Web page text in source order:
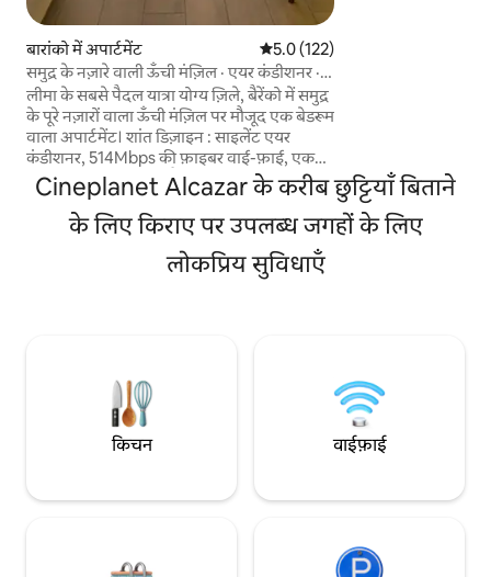
बारांको में अपार्टमेंट औसत रेटिंग 5 में से 5.0, 122 समीक्षाएँ
5.0 (122)
समुद्र के नज़ारे वाली ऊँची मंज़िल · एयर कंडीशनर ·
500Mbps · पूल और जिम
लीमा के सबसे पैदल यात्रा योग्य ज़िले, बैरेंको में समुद्र
के पूरे नज़ारों वाला ऊँची मंज़िल पर मौजूद एक बेडरूम
वाला अपार्टमेंट। शांत डिज़ाइन : साइलेंट एयर
कंडीशनर, 514Mbps की फ़ाइबर वाई-फ़ाई, एक
असली डेस्क, बेडरूम में ब्लैकआउट पर्दे। इमारत में
पूल, जिम, वर्क लाउंज और पैसिफ़िक सनसेट देखने
के लिए बना रूफ़टॉप भी है। पैदल जाकर माइडो जाएँ,
जिसे 2025 में दुनिया का सबसे अच्छा रेस्टोरेंट घोषित
किया गया था, साथ ही सेंट्रल, क्योले, गैलरी और
कॉफ़ी बार और एक ब्लॉक दूर नया पुएंटे डे ला पाज़
Cineplanet Alcazar के करीब छुट्टियाँ बिताने
के लिए किराए पर उपलब्ध जगहों के लिए
लोकप्रिय सुविधाएँ
किचन वाईफ़ाई